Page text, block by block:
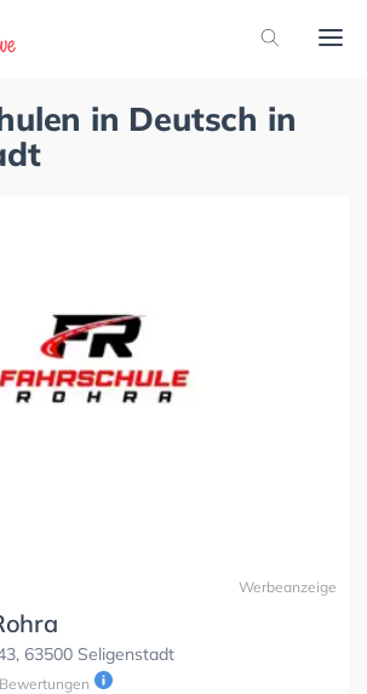
in Deutsch in
Werbeanzeige
63500 Seligenstadt